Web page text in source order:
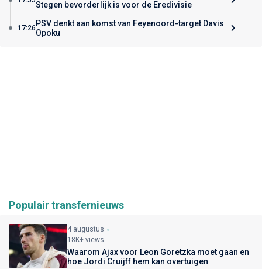
Stegen bevorderlijk is voor de Eredivisie
17:26PSV denkt aan komst van Feyenoord-target Davis
Opoku
Populair transfernieuws
4 augustus
18K+ views
Waarom Ajax voor Leon Goretzka moet gaan en
hoe Jordi Cruijff hem kan overtuigen